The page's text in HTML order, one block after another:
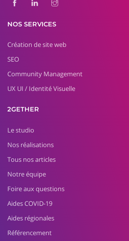
NOS SERVICES
Création de site web
SEO
Community Management
UX UI / Identité Visuelle
2GETHER
Le studio
Nos réalisations
Tous nos articles
Notre équipe
Foire aux questions
Aides COVID-19
Aides régionales
Référencement